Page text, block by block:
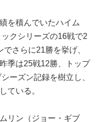
を積んでいたハイム
クシリーズの16戦で2
さらに21勝を挙げ、
季は25戦12勝、トップ
ーズン記録を樹立し、
ている。
リン（ジョー・ギブ